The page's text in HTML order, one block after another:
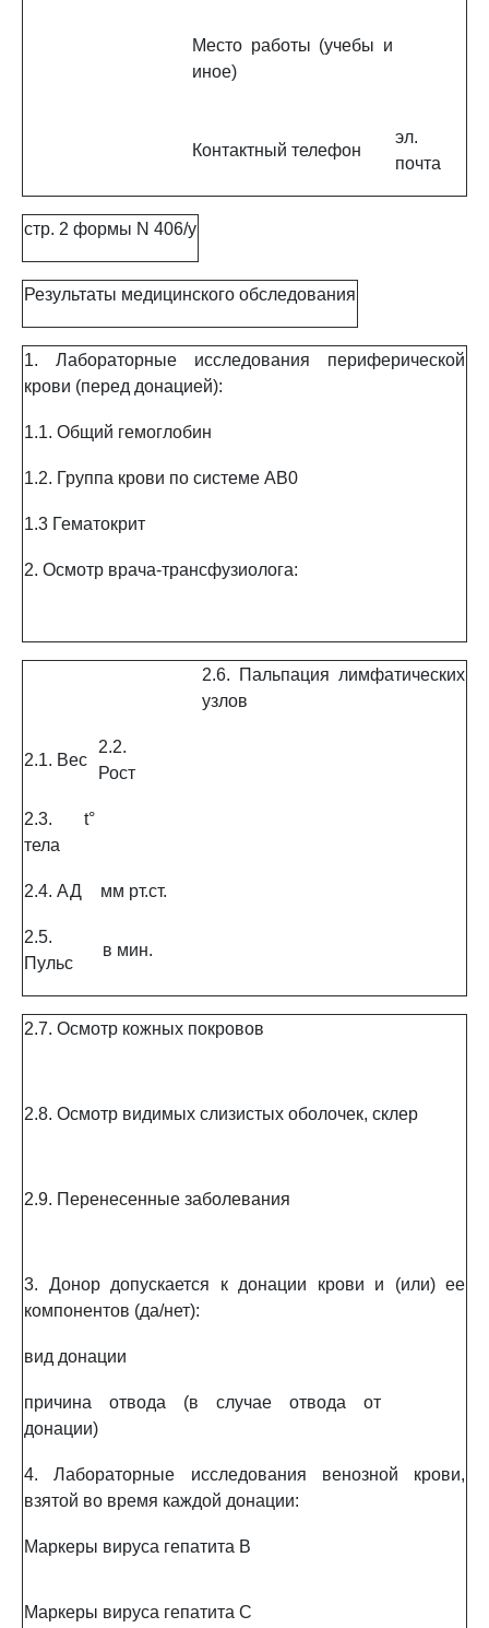
Место работы (учебы и
иное)
Контактный телефон
эл.
почта
стр. 2 формы N 406/у
Результаты медицинского обследования
1. Лабораторные исследования периферической
крови (перед донацией):
1.1. Общий гемоглобин
1.2. Группа крови по системе AB0
1.3 Гематокрит
2. Осмотр врача-трансфузиолога:
2.6. Пальпация лимфатических
узлов
2.1. Вес
2.2.
Рост
2.3. t°
тела
2.4. АД мм рт.ст.
2.5.
Пульс
в мин.
2.7. Осмотр кожных покровов
2.8. Осмотр видимых слизистых оболочек, склер
2.9. Перенесенные заболевания
3. Донор допускается к донации крови и (или) ее
компонентов (да/нет):
вид донации
причина отвода (в случае отвода от
донации)
4. Лабораторные исследования венозной крови,
взятой во время каждой донации:
Маркеры вируса гепатита B
Маркеры вируса гепатита C